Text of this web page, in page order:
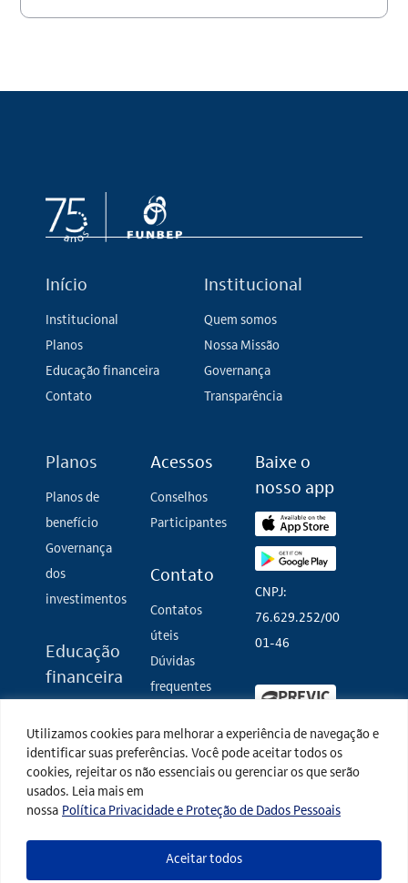
Utilizamos cookies para melhorar a experiência de navegação e
identificar suas preferências. Você pode aceitar todos os
cookies, rejeitar os não essenciais ou gerenciar os que serão
usados. Leia mais em
nossa Política Privacidade e Proteção de Dados Pessoais
Aceitar todos
Início
Institucional
Planos
Educação financeira
Contato
Institucional
Quem somos
Nossa Missão
Governança
Transparência
Planos
Planos de
benefício
Governança
dos
investimentos
Educação
financeira
renda
Eventos
Glossário de
investimento
Acessos
Conselhos
Participantes
Contato
Contatos
úteis
Dúvidas
frequentes
Termos de
privacidade
Baixe o
nosso app
CNPJ:
76.629.252/00
01-46